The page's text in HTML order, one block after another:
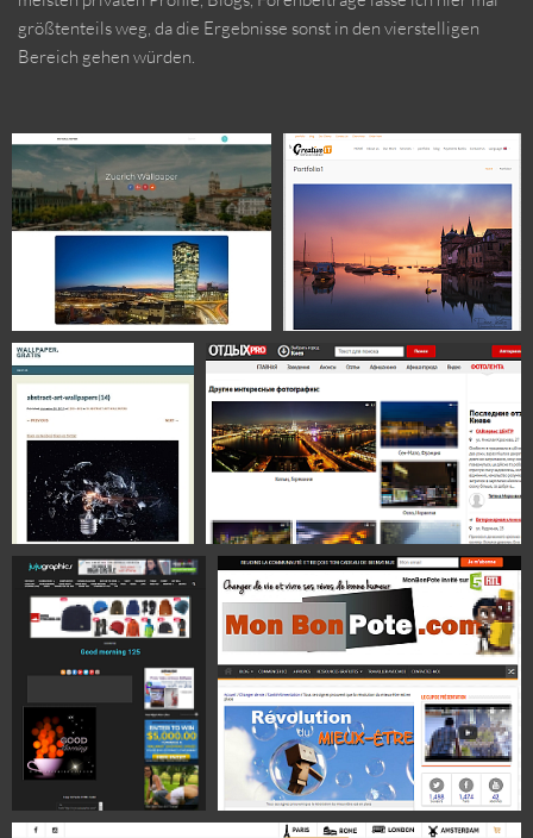
größtenteils weg, da die Ergebnisse sonst in den vierstelligen
Bereich gehen würden.